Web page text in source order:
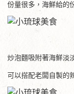
份量很多，海鮮給的
炒泡麵吸附著海鮮淡
可以搭配老闆自製的